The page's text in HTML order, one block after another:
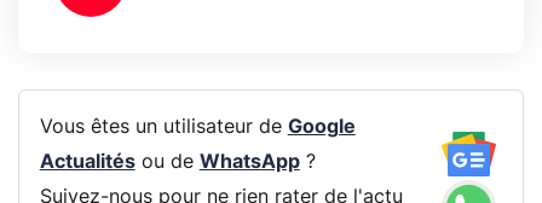
Vous êtes un utilisateur de Google
Actualitésou de WhatsApp?
Suivez-nous pour ne rien rater de l'actu